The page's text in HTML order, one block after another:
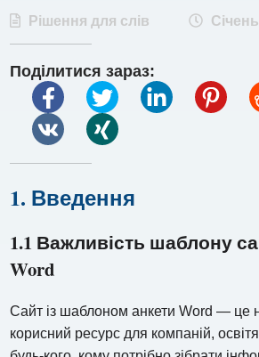
Рішення для слів
Поділитися зараз:
1. Введення
1.1 Важливість шаблону
Word
Сайт із шаблоном анкети Word — це
корисний ресурс для компаній,